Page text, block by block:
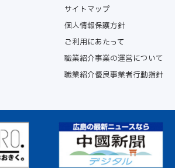
の変更・中断・終了）
やむを得ない場合は、利用者に何ら通
た利用者の承諾を得ることなく本サー
一部を変更、または一時中断すること
す。また、一定の告知期間をもって利
ます。
提供の終了事由）
下に該当すると判断した場合は、利用
することなく、直ちに本サービスの提
できるものとします。
サイトマップ
個人情報保護方針
ご利用にあたって
職業紹介事業の運営について
職業紹介優良事業者行動指針